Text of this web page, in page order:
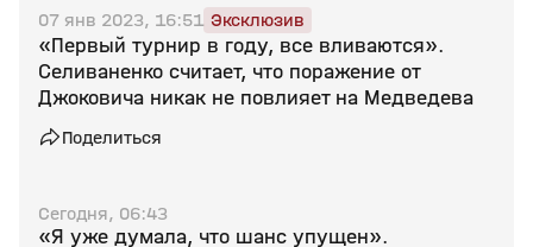
07 янв 2023, 16:51 Эксклюзив
«Первый турнир в году, все вливаются».
Селиваненко считает, что поражение от
Джоковича никак не повлияет на Медведева
Поделиться
Сегодня, 06:43
«Я уже думала, что шанс упущен».